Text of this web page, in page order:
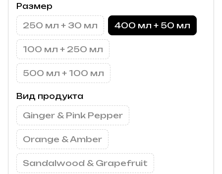
Размер
250 мл + 30 мл 400 мл + 50 мл
100 мл + 250 мл
500 мл + 100 мл
Вид продукта
Ginger & Pink Pepper
Orange & Amber
Sandalwood & Grapefruit